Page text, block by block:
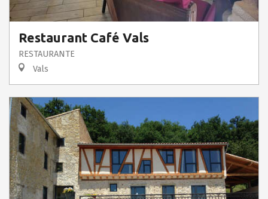
Restaurant Café Vals
RESTAURANTE
Vals